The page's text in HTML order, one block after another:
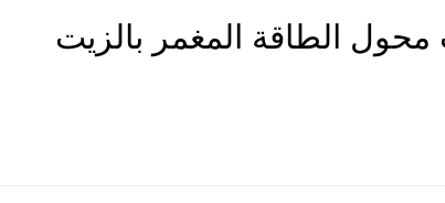
الطاقة المغمر بالزيت